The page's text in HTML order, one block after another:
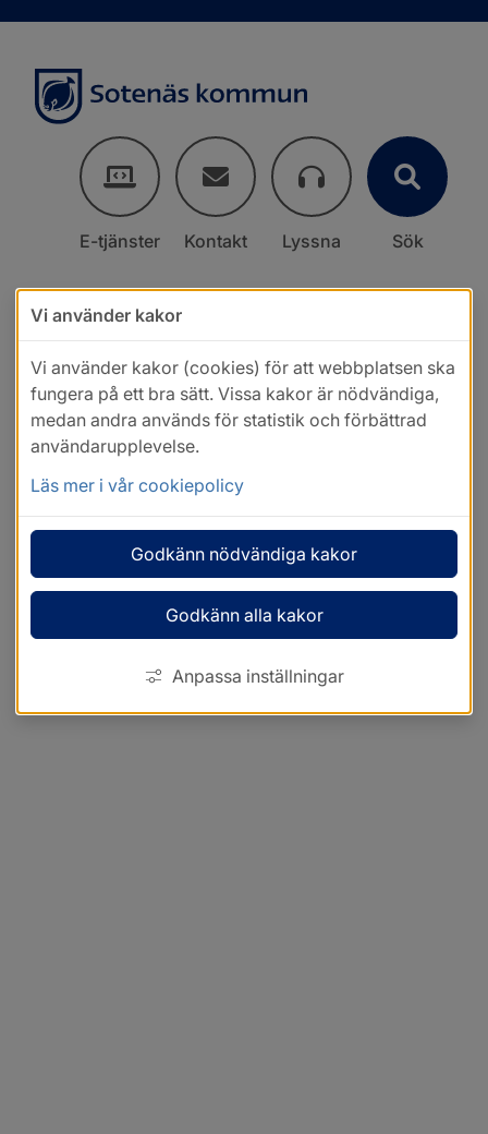
E-tjänster Kontakt Lyssna Sök
Vi använder kakor
Vi använder kakor (cookies) för att webbplatsen ska
fungera på ett bra sätt. Vissa kakor är nödvändiga,
medan andra används för statistik och förbättrad
användarupplevelse.
Läs mer i vår cookiepolicy
Godkänn nödvändiga kakor
Godkänn alla kakor
Anpassa inställningar